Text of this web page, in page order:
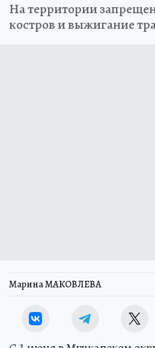
На территории
костров и выжигание
Марина МАКОВЛЕВА